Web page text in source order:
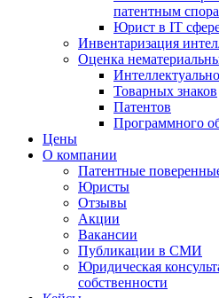
патентным
Юрист в IT
Инвентаризация
Оценка
Товарных знаков
Патентов
Программного
Цены
О компании
Патентные
Юристы
Отзывы
Акции
Вакансии
Публикации в СМИ
Юридическая
собственности